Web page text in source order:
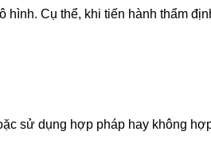
Cụ thể, khi tiến hành thẩm
sử dụng hợp pháp hay không